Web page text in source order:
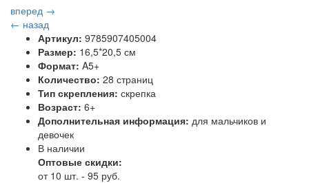
вперед →
← назад
Артикул: 9785907405004
Размер: 16,5*20,5 см
Формат: A5+
Количество: 28 страниц
Тип скрепления: скрепка
Возраст: 6+
Дополнительная информация: для мальчиков и
девочек
В наличии
Оптовые скидки:
от 10 шт. - 95 руб.